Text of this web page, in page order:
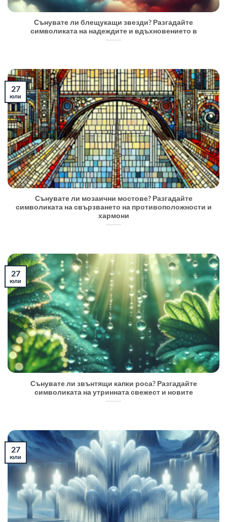
Сънувате ли блещукащи звезди? Разгадайте
символиката на надеждите и вдъхновението в
Сънувате ли мозаични мостове? Разгадайте
символиката на свързването на противоположности и
хармони
27
юли
Сънувате ли звънтящи капки роса? Разгадайте
символиката на утринната свежест и новите
27
юли
27
юли